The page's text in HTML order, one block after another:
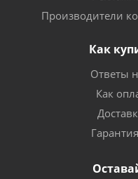
Производители
Как
Ответы
Как